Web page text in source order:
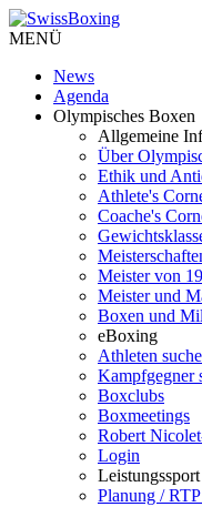
MENÜ
News
Agenda
Olympisches Boxen
Allgemeine
Über
Ethik und
Athlete's
Coache's
Meister von
Meister und
Boxen und
eBoxing
Athleten
Kampfgegner
Boxclubs
Boxmeetings
Robert
Login
Leistungssport
Planung /